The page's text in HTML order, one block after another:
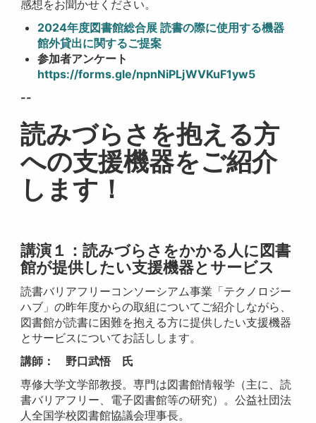
感想をお聞かせください。
2024年度図書館総合展 読書の際に使用する機器
館外貸出に関するご提案
参加者アンケート
https://forms.gle/npnNiPLjWVKuF1yw5
--
読みづらさを抱える方
への支援機器をご紹介
します！
講演１ ：読みづらさをかかる人に図書
館が提供したい支援機器とサービス
読書バリアフリーコンソーシアム事業「テクノロジー
ハブ」の昨年度からの取組についてご紹介しながら、
図書館が読書に困難を抱える方に提供したい支援機器
とサービスについてお話しします。
講師： 野口武悟 氏
専修大学文学部教授。専門は図書館情報学（主に、読
書バリアフリー、電子図書館等の研究）。公益社団法
人全国学校図書館協議会理事長。